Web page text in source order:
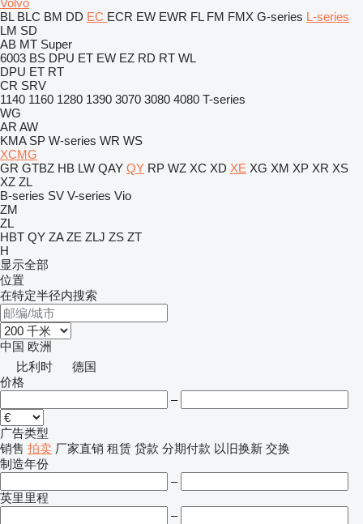
Volvo
BL BLC BM DD EC ECR EW EWR FL FM FMX G-series L-series
LM SD
AB MT Super
6003 BS DPU ET EW EZ RD RT WL
DPU ET RT
CR SRV
1140 1160 1280 1390 3070 3080 4080 T-series
WG
AR AW
KMA SP W-series WR WS
XCMG
GR GTBZ HB LW QAY QY RP WZ XC XD XE XG XM XP XR XS
XZ ZL
B-series SV V-series Vio
ZM
ZL
HBT QY ZA ZE ZLJ ZS ZT
H
显示全部
位置
在特定半径内搜索
中国 欧洲
比利时
德国
价格
–
广告类型
销售 拍卖 厂家直销 租赁 贷款 分期付款 以旧换新 交换
制造年份
–
英里里程
–